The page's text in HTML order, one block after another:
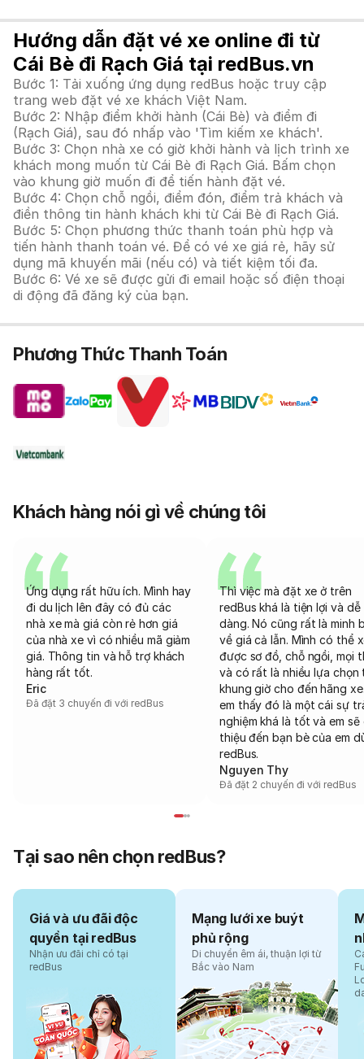
Hướng dẫn đặt vé xe online đi từ
Cái Bè đi Rạch Giá tại redBus.vn
Bước 1: Tải xuống ứng dụng redBus hoặc truy cập
trang web đặt vé xe khách Việt Nam.
Bước 2: Nhập điểm khởi hành (Cái Bè) và điểm đi
(Rạch Giá), sau đó nhấp vào 'Tìm kiếm xe khách'.
Bước 3: Chọn nhà xe có giờ khởi hành và lịch trình xe
khách mong muốn từ Cái Bè đi Rạch Giá. Bấm chọn
vào khung giờ muốn đi để tiến hành đặt vé.
Bước 4: Chọn chỗ ngồi, điểm đón, điểm trả khách và
điền thông tin hành khách khi từ Cái Bè đi Rạch Giá.
Bước 5: Chọn phương thức thanh toán phù hợp và
tiến hành thanh toán vé. Để có vé xe giá rẻ, hãy sử
dụng mã khuyến mãi (nếu có) và tiết kiệm tối đa.
Bước 6: Vé xe sẽ được gửi đi email hoặc số điện thoại
di động đã đăng ký của bạn.
Phương Thức Thanh Toán
Khách hàng nói gì về chúng tôi
Ứng dụng rất hữu ích. Mình hay
đi du lịch lên đây có đủ các
nhà xe mà giá còn rẻ hơn giá
của nhà xe vì có nhiều mã giảm
giá. Thông tin và hỗ trợ khách
hàng rất tốt.
Eric
Đã đặt 3 chuyến đi với redBus
Thì việc mà đặt xe ở trên
redBus khá là tiện lợi và dễ
dàng. Nó cũng rất là minh
về giá cả lẫn. Mình có thể
được sơ đồ, chỗ ngồi, mọi
và có rất là nhiều lựa chọn
khung giờ cho đến hãng
em thấy đó là một cái sự
nghiệm khá là tốt và em sẽ
thiệu đến bạn bè của em
redBus.
Nguyen Thy
Đã đặt 2 chuyến đi với redBus
Tại sao nên chọn redBus?
Giá và ưu đãi độc
quyền tại redBus
Nhận ưu đãi chỉ có tại
redBus
Mạng lưới xe buýt
phủ rộng
Di chuyển êm ái, thuận lợi từ
Bắc vào Nam